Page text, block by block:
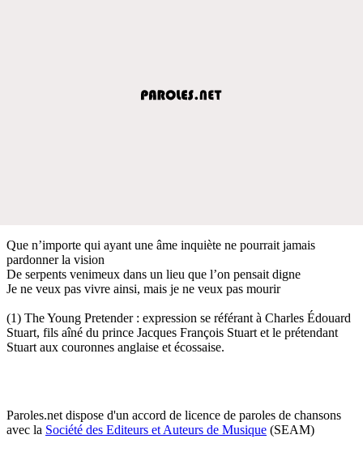
Que n’importe qui ayant une âme inquiète ne pourrait jamais
pardonner la vision
De serpents venimeux dans un lieu que l’on pensait digne
Je ne veux pas vivre ainsi, mais je ne veux pas mourir
(1) The Young Pretender : expression se référant à Charles Édouard
Stuart, fils aîné du prince Jacques François Stuart et le prétendant
Stuart aux couronnes anglaise et écossaise.
Paroles.net dispose d'un accord de licence de paroles de chansons
avec la Société des Editeurs et Auteurs de Musique (SEAM)